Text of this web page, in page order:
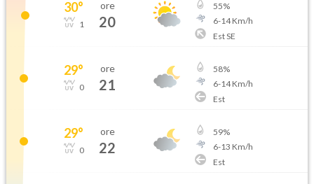
30°
1
ore
20
55%
6-14Km/h
Est SE
29°
0
ore
21
58%
6-14Km/h
Est
29°
0
ore
22
59%
6-13 Km/h
Est